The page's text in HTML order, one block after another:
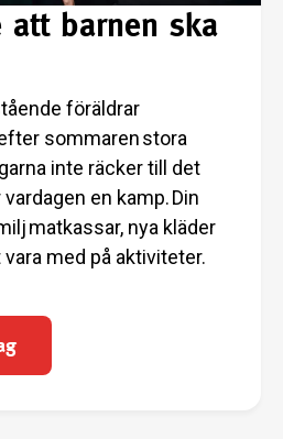
barnen ska
föräldrar
sommaren stora
inte räcker till det
en kamp. Din
matkassar, nya kläder
med på aktiviteter.